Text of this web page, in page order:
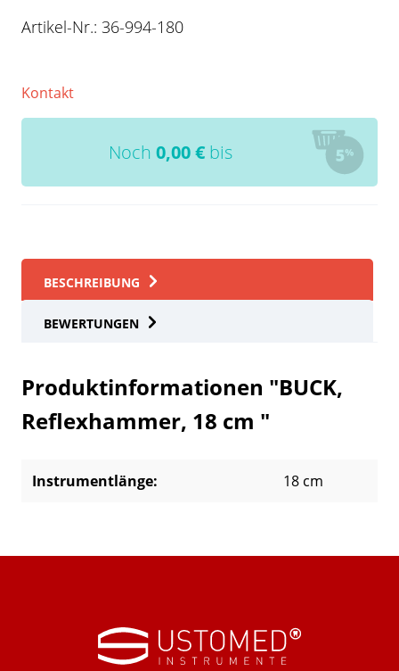
Artikel-Nr.: 36-994-180
Kontakt
Noch 0,00€ bis
BESCHREIBUNG
BEWERTUNGEN
Produktinformationen "BUCK,
Reflexhammer, 18 cm "
Instrumentlänge: 18 cm